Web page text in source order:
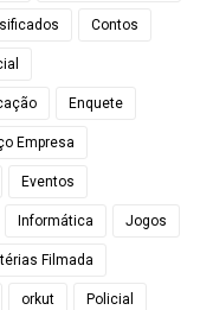
Contos
Enquete
Empresa
Eventos
Informática Jogos
Filmada
orkut Policial